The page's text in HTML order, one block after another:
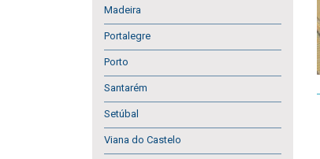
Madeira
Portalegre
Porto
Santarém
Setúbal
Viana do Castelo